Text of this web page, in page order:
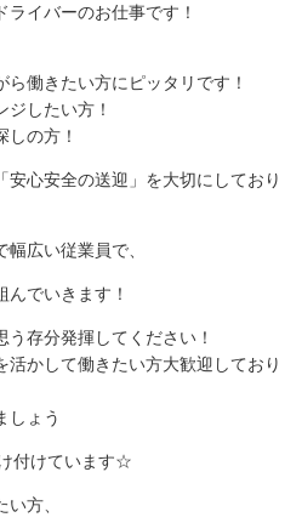
イバーのお仕事です！
ら働きたい方にピッタリです！
ジしたい方！
しの方！
安心安全の送迎」を大切にしており
広い従業員で、
でいきます！
存分発揮してください！
かして働きたい方大歓迎しており
しょう
付けています☆
方、